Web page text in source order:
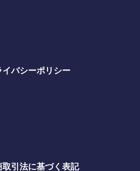
バシーポリシー
引法に基づく表記